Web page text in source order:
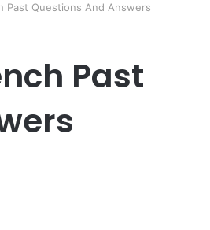
Past Questions And Answers
Past